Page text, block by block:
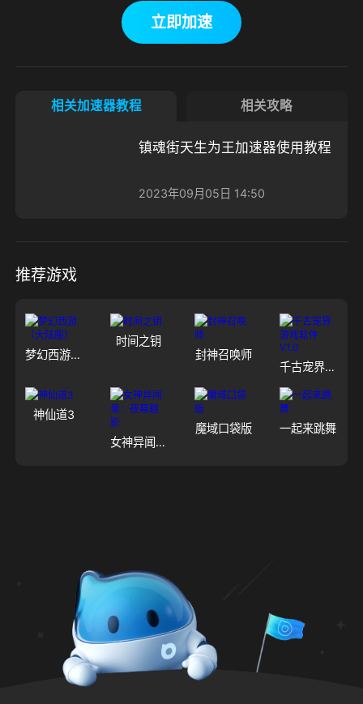
立即加速
相关加速器教程 相关攻略
镇魂街天生为王加速器使用教程
2023年09月05日 14:50
推荐游戏
梦幻西游（大陆服）
时间之钥
封神召唤师
千古宠界游戏软件V1.0
神仙道3
女神异闻录：夜幕魅影
魔域口袋版 一起来跳舞